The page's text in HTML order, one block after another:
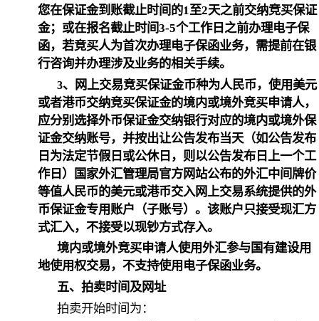
您在保证金到账截止时间的1至2天之前交纳竞买保证
金；或在报名截止时间3-5个工作日之前办理电子保
函，若竞买人为首次办理电子保函业务，需提前在银
行咨询并办理涉及业务的相关手续。
3、网上交易竞买保证金币种为人民币，使用美元
或者港币交纳竞买保证金的境内或境外竞买申请人，
应分别选择外币保证金交纳银行对应的境内或境外保
证金交纳账号，并按出让公告发布当天（如公告发布
日为法定节假日或公休日，则以公告发布日上一个工
作日）国家外汇管理局官方网站公布的外汇中间牌价
等值人民币的美元或港币交入网上交易系统提供的外
币保证金专用账户（子账号）。该账户只接受现汇方
式汇入，不接受以现钞方式存入。
境内或境外竞买申请人使用外汇参与国有建设用
地使用权交易，不支持使用电子保函业务。
五、拍卖时间及网址
拍卖开始时间为：